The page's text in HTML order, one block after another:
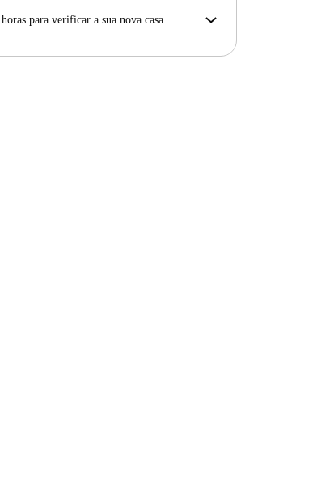
nós iremos A) pagar um hotel e ajudá-
na totalidade.
horas para verificar a sua nova casa